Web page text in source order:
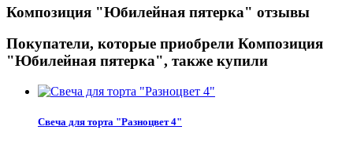
Композиция "Юбилейная пятерка" отзывы
Покупатели, которые приобрели Композиция
"Юбилейная пятерка", также купили
Свеча для торта "Разноцвет 4"